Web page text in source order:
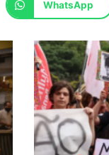
WhatsApp